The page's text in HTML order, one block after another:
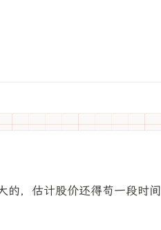
的，估计股价还得苟一段时间